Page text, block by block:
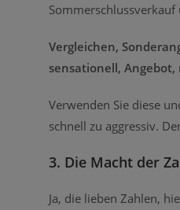
Vergleichen,
sensationell,
Verwenden Sie diese
schnell zu aggressiv.
3. Die Macht der
Ja, die lieben Zahlen,